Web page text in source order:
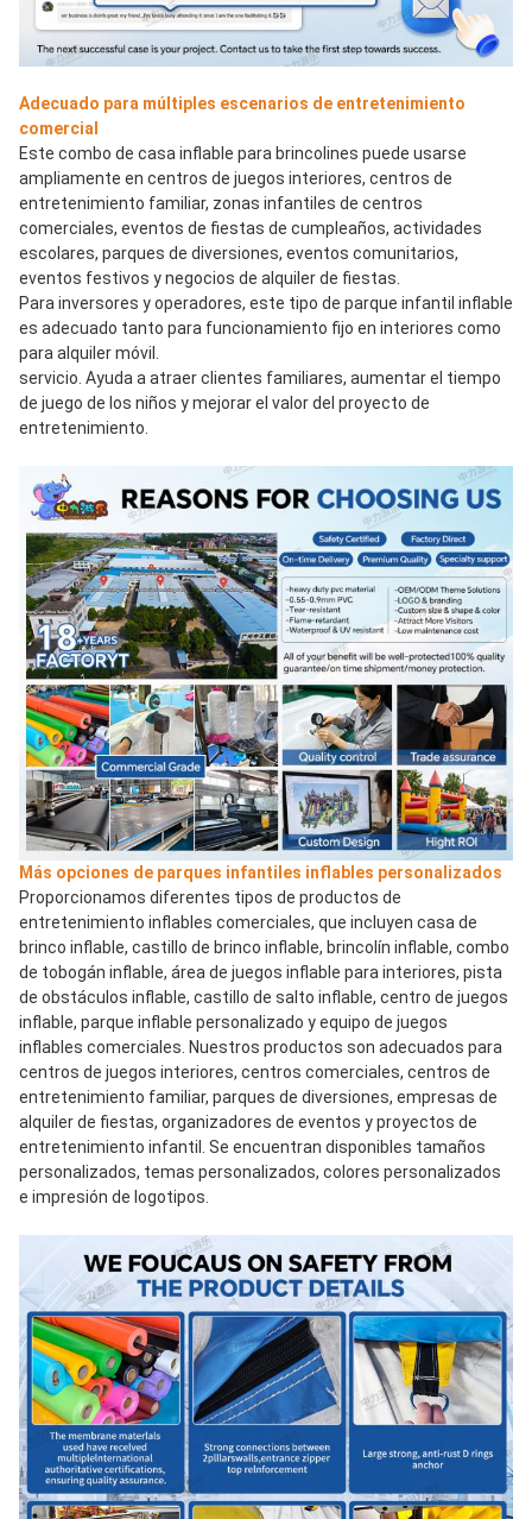
Adecuado para múltiples escenarios de entretenimiento
comercial
Este combo de casa inflable para brincolines puede usarse
ampliamente en centros de juegos interiores, centros de
entretenimiento familiar, zonas infantiles de centros
comerciales, eventos de fiestas de cumpleaños, actividades
escolares, parques de diversiones, eventos comunitarios,
eventos festivos y negocios de alquiler de fiestas.
Para inversores y operadores, este tipo de parque infantil inflable
es adecuado tanto para funcionamiento fijo en interiores como
para alquiler móvil.
servicio. Ayuda a atraer clientes familiares, aumentar el tiempo
de juego de los niños y mejorar el valor del proyecto de
entretenimiento.
Más opciones de parques infantiles inflables personalizados
Proporcionamos diferentes tipos de productos de
entretenimiento inflables comerciales, que incluyen casa de
brinco inflable, castillo de brinco inflable, brincolín inflable, combo
de tobogán inflable, área de juegos inflable para interiores, pista
de obstáculos inflable, castillo de salto inflable, centro de juegos
inflable, parque inflable personalizado y equipo de juegos
inflables comerciales. Nuestros productos son adecuados para
centros de juegos interiores, centros comerciales, centros de
entretenimiento familiar, parques de diversiones, empresas de
alquiler de fiestas, organizadores de eventos y proyectos de
entretenimiento infantil. Se encuentran disponibles tamaños
personalizados, temas personalizados, colores personalizados
e impresión de logotipos.